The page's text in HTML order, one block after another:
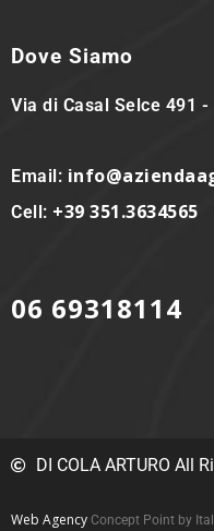
Dove Siamo
Via di Casal Selce 491 -
Email:
Cell: +39 351.3634565
06 69318114
DI COLA ARTURO All
Web Agency Concept Point by